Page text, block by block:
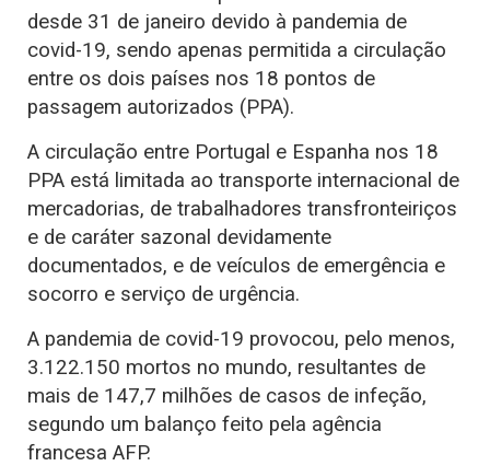
desde 31 de janeiro devido à pandemia de
covid-19, sendo apenas permitida a circulação
entre os dois países nos 18 pontos de
passagem autorizados (PPA).
A circulação entre Portugal e Espanha nos 18
PPA está limitada ao transporte internacional de
mercadorias, de trabalhadores transfronteiriços
e de caráter sazonal devidamente
documentados, e de veículos de emergência e
socorro e serviço de urgência.
A pandemia de covid-19 provocou, pelo menos,
3.122.150 mortos no mundo, resultantes de
mais de 147,7 milhões de casos de infeção,
segundo um balanço feito pela agência
francesa AFP.